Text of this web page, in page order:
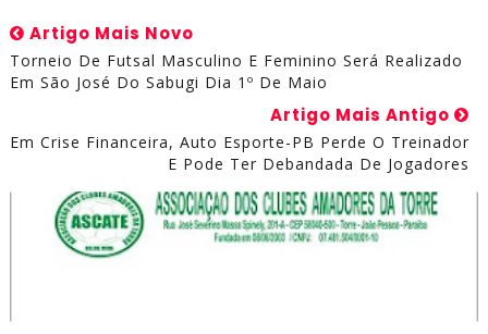
Artigo Mais Novo
Torneio De Futsal Masculino E Feminino Será Realizado
Em São José Do Sabugi Dia 1º De Maio
Artigo Mais Antigo
Em Crise Financeira, Auto Esporte-PB Perde O Treinador
E Pode Ter Debandada De Jogadores